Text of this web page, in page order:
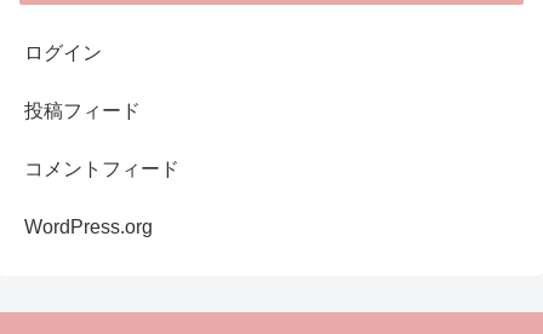
ログイン
投稿フィード
コメントフィード
WordPress.org